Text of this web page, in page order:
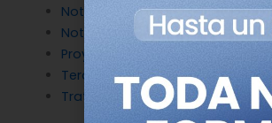
Noticias de investigación
Noticias patrocinadas
Proyectos
Terapia Génica
Tratamientos